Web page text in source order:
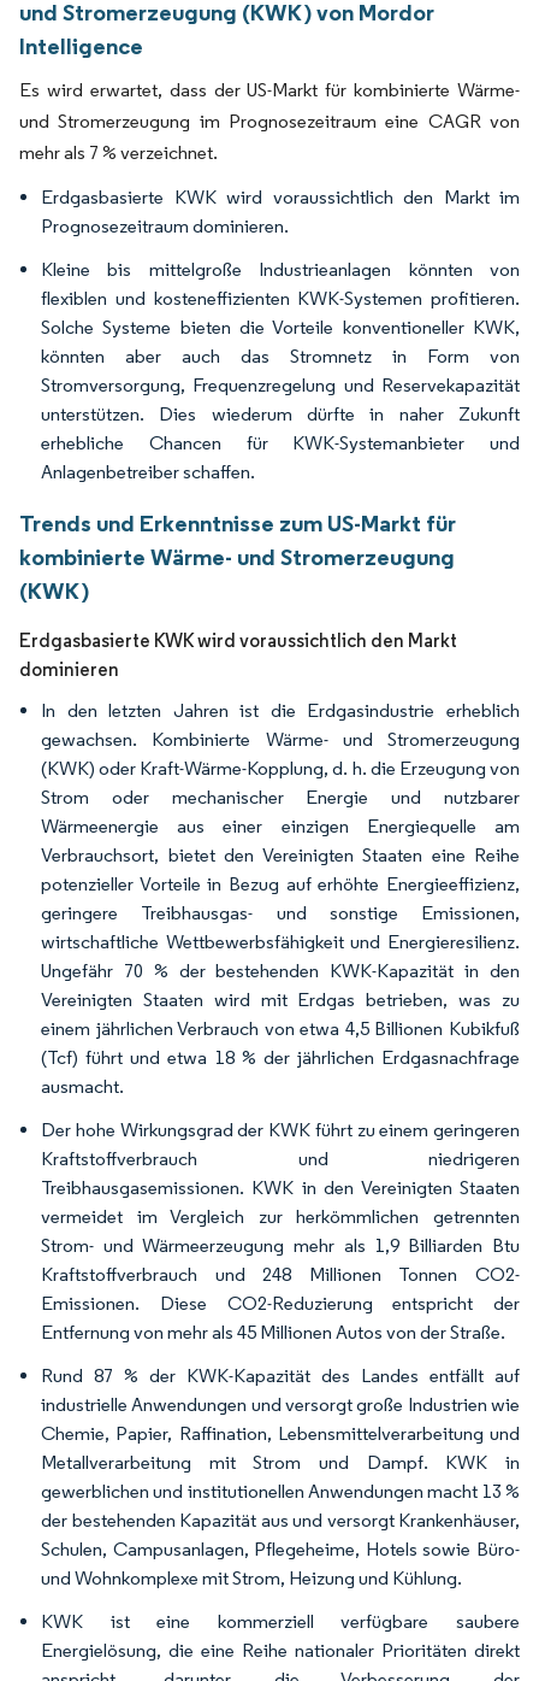
und Stromerzeugung (KWK) von Mordor
Intelligence
Es wird erwartet, dass der US-Markt für kombinierte Wärme-
und Stromerzeugung im Prognosezeitraum eine CAGR von
mehr als 7 % verzeichnet.
Erdgasbasierte KWK wird voraussichtlich den Markt im
Prognosezeitraum dominieren.
Kleine bis mittelgroße Industrieanlagen könnten von
flexiblen und kosteneffizienten KWK-Systemen profitieren.
Solche Systeme bieten die Vorteile konventioneller KWK,
könnten aber auch das Stromnetz in Form von
Stromversorgung, Frequenzregelung und Reservekapazität
unterstützen. Dies wiederum dürfte in naher Zukunft
erhebliche Chancen für KWK-Systemanbieter und
Anlagenbetreiber schaffen.
Trends und Erkenntnisse zum US-Markt für
kombinierte Wärme- und Stromerzeugung
(KWK)
Erdgasbasierte KWK wird voraussichtlich den Markt
dominieren
In den letzten Jahren ist die Erdgasindustrie erheblich
gewachsen. Kombinierte Wärme- und Stromerzeugung
(KWK) oder Kraft-Wärme-Kopplung, d. h. die Erzeugung von
Strom oder mechanischer Energie und nutzbarer
Wärmeenergie aus einer einzigen Energiequelle am
Verbrauchsort, bietet den Vereinigten Staaten eine Reihe
potenzieller Vorteile in Bezug auf erhöhte Energieeffizienz,
geringere Treibhausgas- und sonstige Emissionen,
wirtschaftliche Wettbewerbsfähigkeit und Energieresilienz.
Ungefähr 70 % der bestehenden KWK-Kapazität in den
Vereinigten Staaten wird mit Erdgas betrieben, was zu
einem jährlichen Verbrauch von etwa 4,5 Billionen Kubikfuß
(Tcf) führt und etwa 18 % der jährlichen Erdgasnachfrage
ausmacht.
Der hohe Wirkungsgrad der KWK führt zu einem geringeren
Kraftstoffverbrauch und niedrigeren
Treibhausgasemissionen. KWK in den Vereinigten Staaten
vermeidet im Vergleich zur herkömmlichen getrennten
Strom- und Wärmeerzeugung mehr als 1,9 Billiarden Btu
Kraftstoffverbrauch und 248 Millionen Tonnen CO2-
Emissionen. Diese CO2-Reduzierung entspricht der
Entfernung von mehr als 45 Millionen Autos von der Straße.
Rund 87 % der KWK-Kapazität des Landes entfällt auf
industrielle Anwendungen und versorgt große Industrien wie
Chemie, Papier, Raffination, Lebensmittelverarbeitung und
Metallverarbeitung mit Strom und Dampf. KWK in
gewerblichen und institutionellen Anwendungen macht 13 %
der bestehenden Kapazität aus und versorgt Krankenhäuser,
Schulen, Campusanlagen, Pflegeheime, Hotels sowie Büro-
und Wohnkomplexe mit Strom, Heizung und Kühlung.
KWK ist eine kommerziell verfügbare saubere
Energielösung, die eine Reihe nationaler Prioritäten direkt